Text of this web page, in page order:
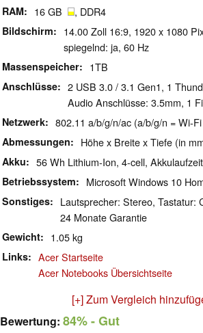
RAM 16 GB , DDR4
Bildschirm
14.00 Zoll 16:9, 1920 x 1080
spiegelnd: ja, 60 Hz
Massenspeicher 1TB
Anschlüsse
2 USB 3.0 / 3.1 Gen1, 1
Audio Anschlüsse: 3.5mm, 1
Netzwerk 802.11 a/b/g/n/ac (a/b/g/n = Wi-
Abmessungen Höhe x Breite x Tiefe (in
Akku 56 Wh Lithium-Ion, 4-cell,
Betriebssystem Microsoft Windows 10
Sonstiges
Lautsprecher: Stereo, Tastatur:
24 Monate Garantie
Gewicht 1.05 kg
Links
Acer Startseite
Acer Notebooks Übersichtseite
[+] Zum Vergleich
Bewertung: 84%- Gut